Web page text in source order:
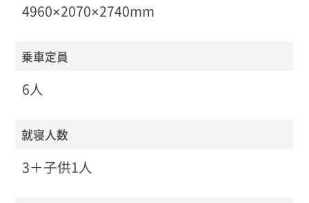
4960×2070×2740mm
乗車定員
6人
就寝人数
3＋子供1人